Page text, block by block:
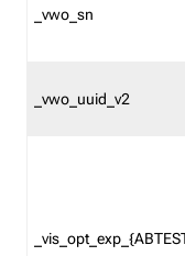
_vwo_sn
_vwo_uuid_v2